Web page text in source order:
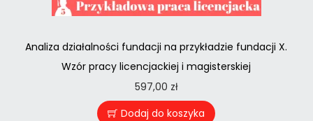
Analiza działalności fundacji na przykładzie fundacji X.
Wzór pracy licencjackiej i magisterskiej
597,00 zł
Dodaj do koszyka